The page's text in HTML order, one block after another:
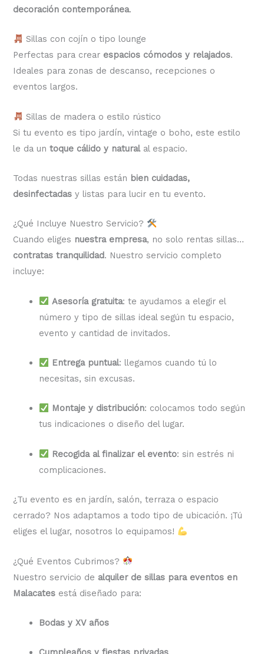
decoración contemporánea.
Sillas con cojín o tipo lounge
Perfectas para crear espacios cómodos y relajados.
Ideales para zonas de descanso, recepciones o
eventos largos.
Sillas de madera o estilo rústico
Si tu evento es tipo jardín, vintage o boho, este estilo
le da untoque cálido y naturalal espacio.
Todas nuestras sillas están bien cuidadas,
desinfectadas y listas para lucir en tu evento.
¿Qué Incluye Nuestro Servicio?
Cuando eliges nuestra empresa, no solo rentas sillas…
contratas tranquilidad. Nuestro servicio completo
incluye:
Asesoría gratuita: te ayudamos a elegir el
número y tipo de sillas ideal según tu espacio,
evento y cantidad de invitados.
Entrega puntual: llegamos cuando tú lo
necesitas, sin excusas.
Montaje y distribución: colocamos todo según
tus indicaciones o diseño del lugar.
Recogida al finalizar el evento: sin estrés ni
complicaciones.
¿Tu evento es en jardín, salón, terraza o espacio
cerrado? Nos adaptamos a todo tipo de ubicación. ¡Tú
eliges el lugar, nosotros lo equipamos!
¿Qué Eventos Cubrimos?
Nuestro servicio de alquiler de sillas para eventos en
Malacates está diseñado para:
Bodas y XV años